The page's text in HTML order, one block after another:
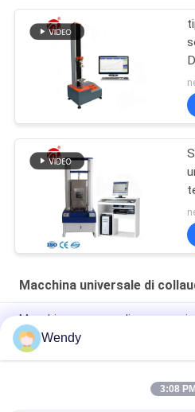
Macchina universale di
Macchina per prove di
plastica, tester universale per
singola
fittizia Macchina per prove
Wendy
3:08 PM